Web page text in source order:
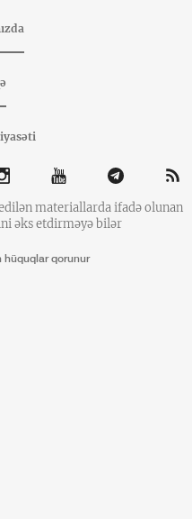
materiallarda ifadə olunan
əks etdirməyə bilər
hüquqlar qorunur